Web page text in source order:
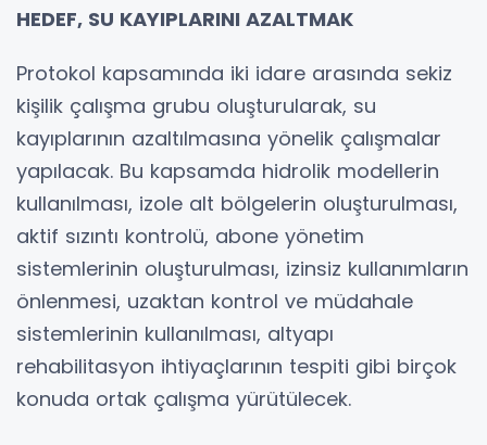
HEDEF, SU KAYIPLARINI AZALTMAK
Protokol kapsamında iki idare arasında sekiz
kişilik çalışma grubu oluşturularak, su
kayıplarının azaltılmasına yönelik çalışmalar
yapılacak. Bu kapsamda hidrolik modellerin
kullanılması, izole alt bölgelerin oluşturulması,
aktif sızıntı kontrolü, abone yönetim
sistemlerinin oluşturulması, izinsiz kullanımların
önlenmesi, uzaktan kontrol ve müdahale
sistemlerinin kullanılması, altyapı
rehabilitasyon ihtiyaçlarının tespiti gibi birçok
konuda ortak çalışma yürütülecek.